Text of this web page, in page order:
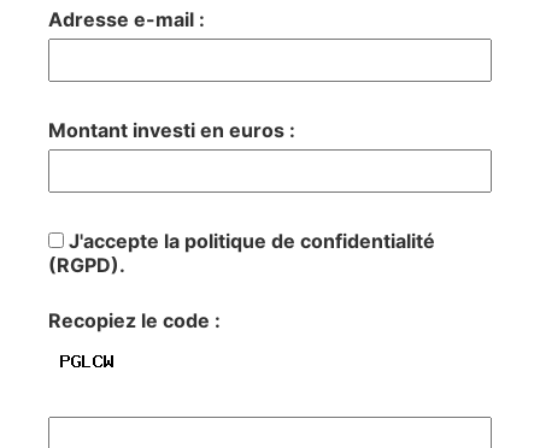
Adresse e-mail :
Montant investi en euros :
J'accepte la politique de confidentialité
(RGPD).
Recopiez le code :